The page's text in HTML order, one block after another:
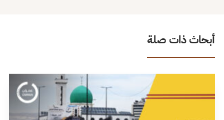
أبحاث ذات صلة